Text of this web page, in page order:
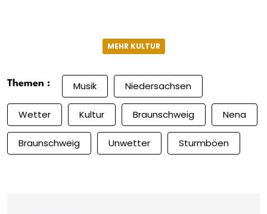
MEHR KULTUR
Themen : Musik Niedersachsen
Wetter Kultur Braunschweig Nena
Braunschweig Unwetter Sturmböen